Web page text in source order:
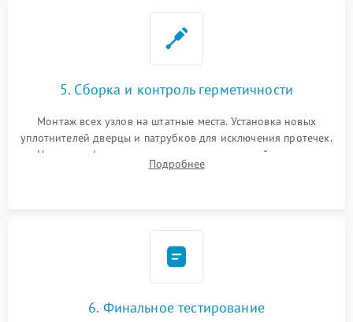
5. Сборка и контроль герметичности
Монтаж всех узлов на штатные места. Установка новых
уплотнителей дверцы и патрубков для исключения протечек.
Надежная фиксация хомутов гидравлической системы,
сборка корпуса и установка датчика поплавка.
Подробнее
6. Финальное тестирование